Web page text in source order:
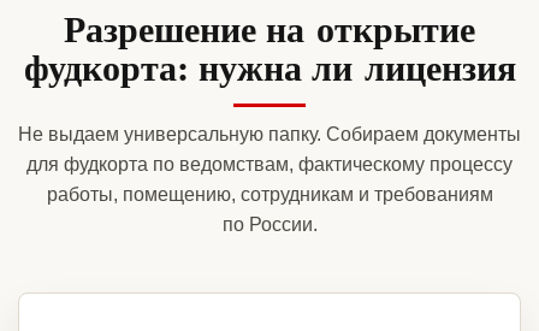
Разрешение на открытие
фудкорта: нужна ли лицензия
Не выдаем универсальную папку. Собираем документы
для фудкорта по ведомствам, фактическому процессу
работы, помещению, сотрудникам и требованиям
по России.